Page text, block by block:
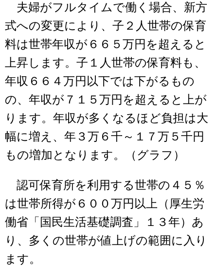
夫婦がフルタイムで働く場合、新方
式への変更により、子２人世帯の保育
料は世帯年収が６６５万円を超えると
上昇します。子１人世帯の保育料も、
年収６６４万円以下では下がるもの
の、年収が７１５万円を超えると上が
ります。年収が多くなるほど負担は大
幅に増え、年３万６千～１７万５千円
もの増加となります。（グラフ）
認可保育所を利用する世帯の４５％
は世帯所得が６００万円以上（厚生労
働省「国民生活基礎調査」１３年）あ
り、多くの世帯が値上げの範囲に入り
ます。